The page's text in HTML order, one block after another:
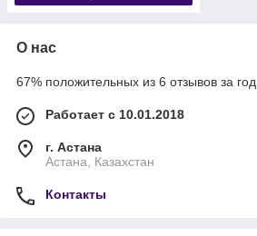
О нас
67% положительных из 6 отзывов за год
Работает с 10.01.2018
г. Астана
Астана, Казахстан
Контакты